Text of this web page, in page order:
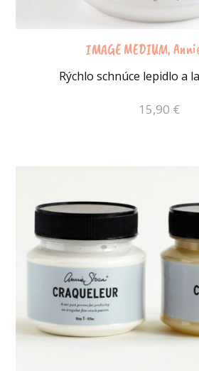
IMAGE MEDIUM,
Rýchlo schnúce lepidlo a
15,90 €